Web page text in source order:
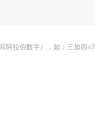
阿拉伯数字），如：三加四=7